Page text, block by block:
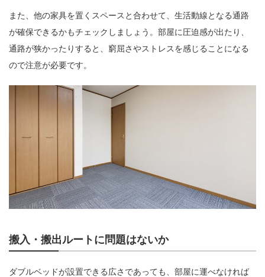
また、他の家具を置くスペースと合わせて、生活動線となる通路
が確保できるかもチェックしましょう。部屋に圧迫感が出たり、
通路が狭かったりすると、窮屈さやストレスを感じることになる
ので注意が必要です。
搬入・搬出ルートに問題はないか
ダブルベッドが設置できる広さであっても、部屋に運べなければ